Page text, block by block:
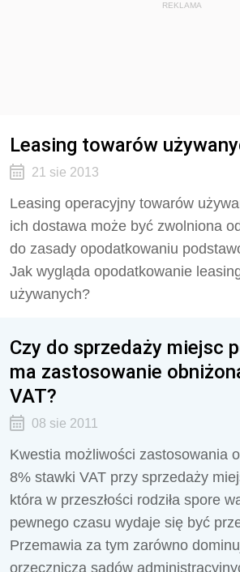
REKLAMA
Leasing towarów
21 sie 2013
Leasing operacyjny towarów
ich dostawa może być zwolniona
do zasady opodatkowaniu
Jak wygląda opodatkowanie
używanych?
Czy do sprzedaży miejsc
ma zastosowanie
VAT?
08 sie 2011
Kwestia możliwości zastosowania
8% stawki VAT przy sprzedaży
która w przeszłości rodziła spore
pewnego czasu wydaje się być
Przemawia za tym zarówno
orzecznicza sądów